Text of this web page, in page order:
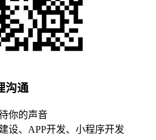
沟通
你的声音
设、APP开发、小程序开发